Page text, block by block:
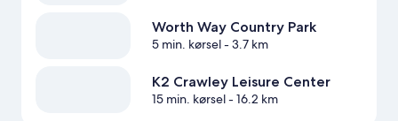
Worth Way Country Park
5 min. kørsel- 3.7 km
K2 Crawley Leisure Center
15 min. kørsel- 16.2 km